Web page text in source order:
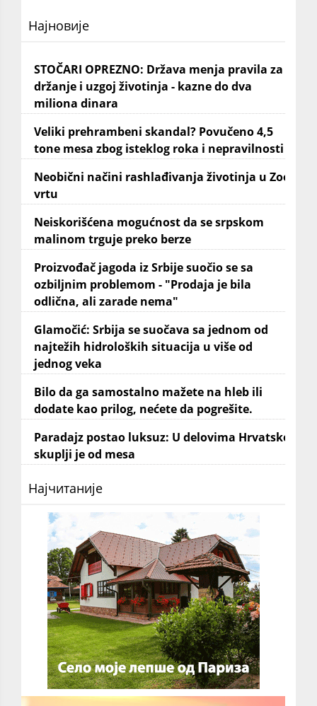
Најновије
STOČARI OPREZNO: Država menja pravila za
držanje i uzgoj životinja - kazne do dva
miliona dinara
Veliki prehrambeni skandal? Povučeno 4,5
tone mesa zbog isteklog roka i nepravilnosti
Neobični načini rashlađivanja životinja u Zoo
vrtu
Neiskorišćena mogućnost da se srpskom
malinom trguje preko berze
Proizvođač jagoda iz Srbije suočio se sa
ozbiljnim problemom - "Prodaja je bila
odlična, ali zarade nema"
Glamočić: Srbija se suočava sa jednom od
najtežih hidroloških situacija u više od
jednog veka
Bilo da ga samostalno mažete na hleb ili
dodate kao prilog, nećete da pogrešite.
Paradajz postao luksuz: U delovima Hrvatske
skuplji je od mesa
Најчитаније